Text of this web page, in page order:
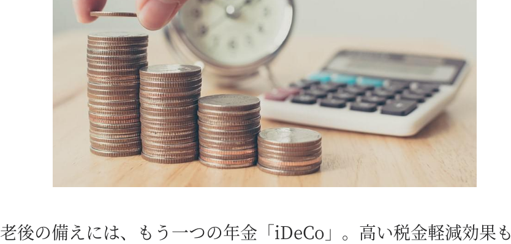
老後の備えには、もう一つの年金「iDeCo」。高い税金軽減効果も